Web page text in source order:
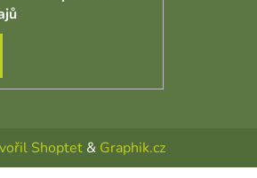
Shoptet & Graphik.cz